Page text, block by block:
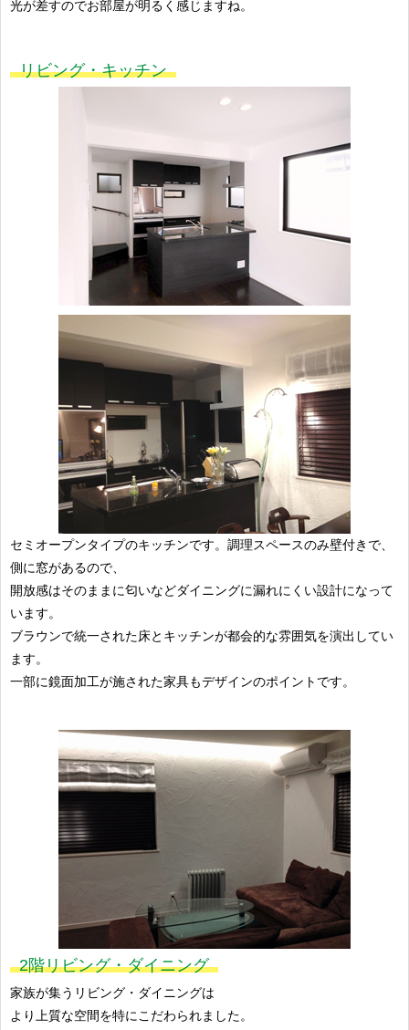
光が差すのでお部屋が明るく感じますね。
リビング・キッチン
セミオープンタイプのキッチンです。調理スペースのみ壁付きで、
側に窓があるので、
開放感はそのままに匂いなどダイニングに漏れにくい設計になって
います。
ブラウンで統一された床とキッチンが都会的な雰囲気を演出してい
ます。
一部に鏡面加工が施された家具もデザインのポイントです。
2階リビング・ダイニング
家族が集うリビング・ダイニングは
より上質な空間を特にこだわられました。